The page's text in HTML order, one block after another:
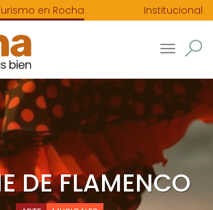
en Rocha Institucional
Toggle
DE FLAMENCO